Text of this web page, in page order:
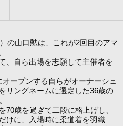
の山口勲は、これが2回目のアマ
、自ら出場を志願して主催者を
ープンする自らがオーナーシェ
リングネームに選定した36歳の
歳を過ぎて二段に格上げし、
けに、入場時に柔道着を羽織